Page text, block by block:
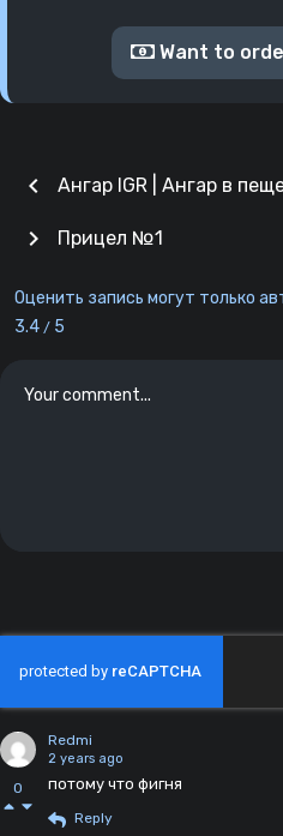
Want to
chevron_left Ангар IGR | Ангар в
Прицел №1
chevron_right
Оценить запись могут только
3.4 / 5
0
Redmi
2 years ago
потому что фигня
Reply